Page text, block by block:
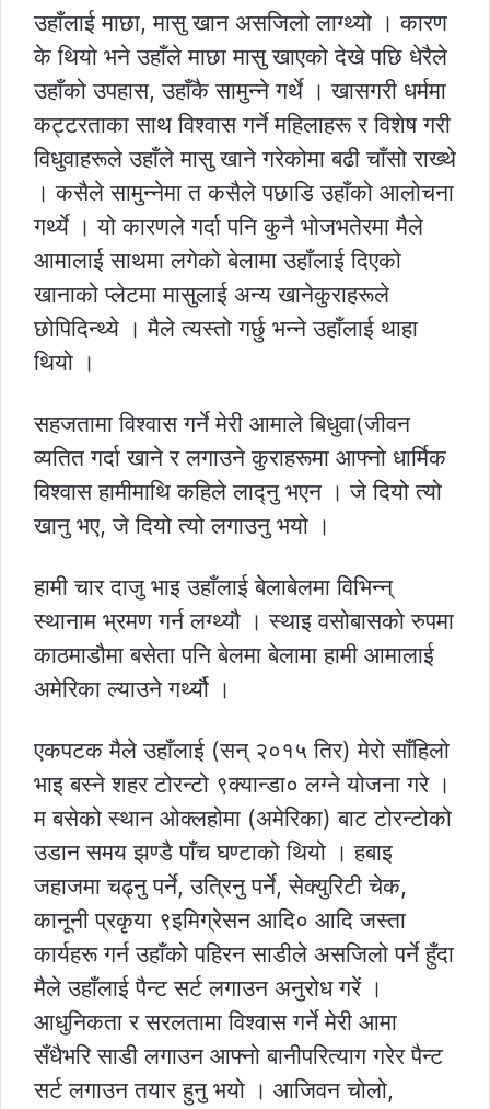
उहाँलाई माछा, मासु खान असजिलो लाग्थ्यो । कारण
के थियो भने उहाँले माछा मासु खाएको देखे पछि धेरैले
उहाँको उपहास, उहाँकै सामुन्ने गर्थे । खासगरी धर्ममा
कट्टरताका साथ विश्वास गर्ने महिलाहरू र विशेष गरी
विधुवाहरूले उहाँले मासु खाने गरेकोमा बढी चाँसो राख्थे
। कसैले सामुन्नेमा त कसैले पछाडि उहाँको आलोचना
गर्थ्ये । यो कारणले गर्दा पनि कुनै भोजभतेरमा मैले
आमालाई साथमा लगेको बेलामा उहाँलाई दिएको
खानाको प्लेटमा मासुलाई अन्य खानेकुराहरूले
छोपिदिन्थ्ये । मैले त्यस्तो गर्छु भन्ने उहाँलाई थाहा
थियो ।
सहजतामा विश्वास गर्ने मेरी आमाले बिधुवा(जीवन
व्यतित गर्दा खाने र लगाउने कुराहरूमा आफ्नो धार्मिक
विश्वास हामीमाथि कहिले लाद्नु भएन । जे दियो त्यो
खानु भए, जे दियो त्यो लगाउनु भयो ।
हामी चार दाजु भाइ उहाँलाई बेलाबेलमा विभिन्न्
स्थानाम भ्रमण गर्न लग्थ्यौ । स्थाइ वसोबासको रुपमा
काठमाडौमा बसेता पनि बेलमा बेलामा हामी आमालाई
अमेरिका ल्याउने गर्थ्यौ ।
एकपटक मैले उहाँलाई (सन् २०१५ तिर) मेरो साँहिलो
भाइ बस्ने शहर टोरन्टो ९क्यान्डा० लग्ने योजना गरे ।
म बसेको स्थान ओक्लहोमा (अमेरिका) बाट टोरन्टोको
उडान समय झण्डै पाँच घण्टाको थियो । हबाइ
जहाजमा चढ्नु पर्ने, उत्रिनु पर्ने, सेक्युरिटी चेक,
कानूनी प्रकृया ९इमिग्रेसन आदि० आदि जस्ता
कार्यहरू गर्न उहाँको पहिरन साडीले असजिलो पर्ने हुँदा
मैले उहाँलाई पैन्ट सर्ट लगाउन अनुरोध गरें ।
आधुनिकता र सरलतामा विश्वास गर्ने मेरी आमा
सँधैभरि साडी लगाउन आफ्नो बानीपरित्याग गरेर पैन्ट
सर्ट लगाउन तयार हुनु भयो । आजिवन चोलो,